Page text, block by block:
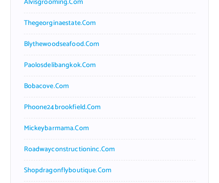
Thegeorginaestate.com
Blythewoodseafood.com
Paolosdelibangkok.com
Bobacove.com
Phoone24brookfield.com
Mickeybarmama.com
Roadwayconstructioninc.com
Shopdragonflyboutique.com